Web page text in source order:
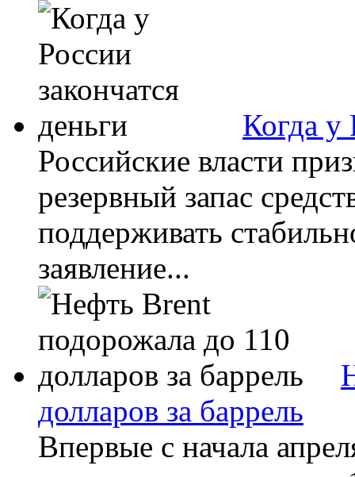
Когда у
Российские власти
резервный запас
поддерживать
заявление...
долларов за баррель
Впервые с начала